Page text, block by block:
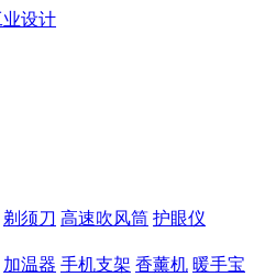
剃须刀 高速吹风筒 护眼仪
加温器 手机支架 香薰机 暖手宝